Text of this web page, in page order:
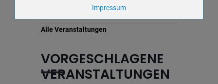
Alle Veranstaltungen
VORGESCHLAGENE
VERANSTALTUNGEN
player-headers-readable,yt-remote-connected-
devices,yt.innertube::nextId,yt-player-bandwidth
Impressum